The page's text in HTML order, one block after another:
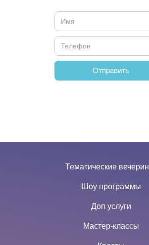
Тематические
Шоу программы
Доп услуги
Мастер-классы